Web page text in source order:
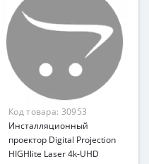
Код товара: 30953
Инсталляционный
проектор Digital Projection
HIGHlite Laser 4k-UHD